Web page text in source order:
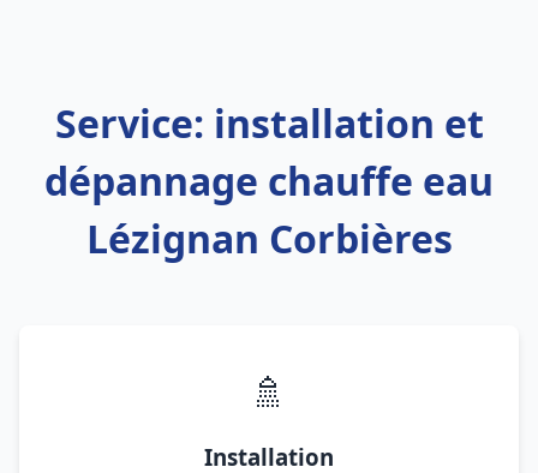
Service: installation et
dépannage chauffe eau
Lézignan Corbières
🚿
Installation